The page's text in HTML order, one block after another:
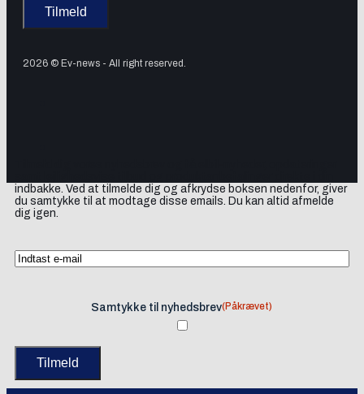
2026 © Ev-news - All right reserved.
indbakke. Ved at tilmelde dig og afkrydse boksen nedenfor, giver
du samtykke til at modtage disse emails. Du kan altid afmelde
dig igen.
Samtykke til nyhedsbrev(Påkrævet)